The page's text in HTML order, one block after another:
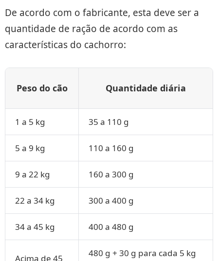
De acordo com o fabricante, esta deve ser a
quantidade de ração de acordo com as
características do cachorro:
Peso do cão Quantidade diária
1 a 5 kg 35 a 110 g
5 a 9 kg 110 a 160 g
9 a 22 kg 160 a 300 g
22 a 34 kg 300 a 400 g
34 a 45 kg 400 a 480 g
Acima de 45
480 g + 30 g para cada 5 kg